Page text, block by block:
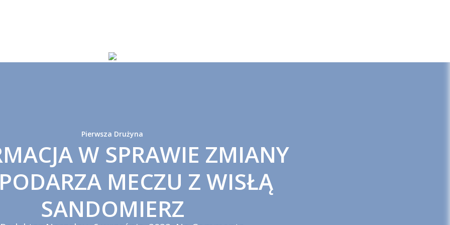
Pierwsza Drużyna
W SPRAWIE ZMIANY
MECZU Z WISŁĄ
SANDOMIERZ